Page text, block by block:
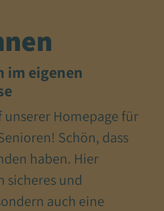
im eigenen
Homepage für
Schön, dass
haben. Hier
sicheres und
auch eine